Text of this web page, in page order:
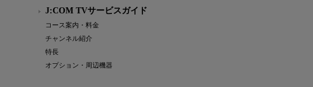
J:COM TVサービスガイド
コース案内・料金
チャンネル紹介
特長
オプション・周辺機器